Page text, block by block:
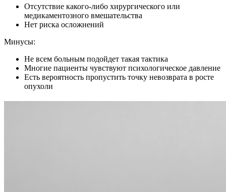
Отсутствие какого-либо хирургического или
медикаментозного вмешательства
Нет риска осложнений
Минусы:
Не всем больным подойдет такая тактика
Многие пациенты чувствуют психологическое давление
Есть вероятность пропустить точку невозврата в росте
опухоли